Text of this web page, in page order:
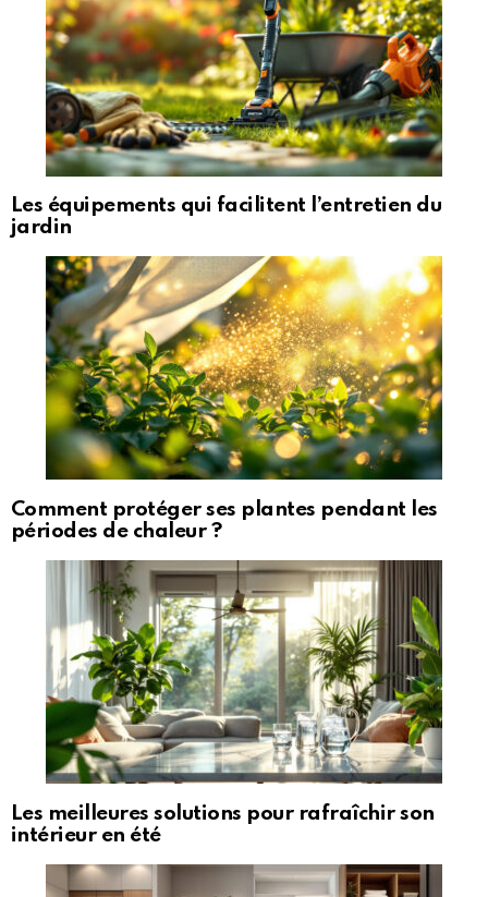
Les équipements qui facilitent l’entretien du
jardin
Comment protéger ses plantes pendant les
périodes de chaleur ?
Les meilleures solutions pour rafraîchir son
intérieur en été